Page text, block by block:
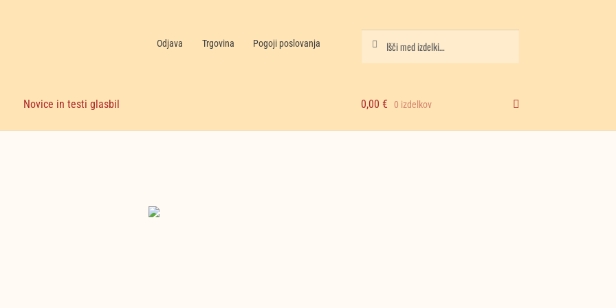
Odjava Trgovina Pogoji poslovanja
Novice in testi glasbil 0,00 € 0 izdelkov
Nakupujte zdaj